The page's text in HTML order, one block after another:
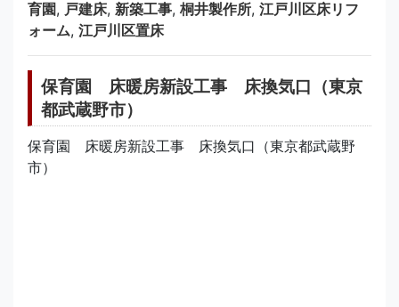
育園, 戸建床, 新築工事, 桐井製作所, 江戸川区床リフ
ォーム, 江戸川区置床
保育園 床暖房新設工事 床換気口（東京
都武蔵野市）
保育園 床暖房新設工事 床換気口（東京都武蔵野
市）